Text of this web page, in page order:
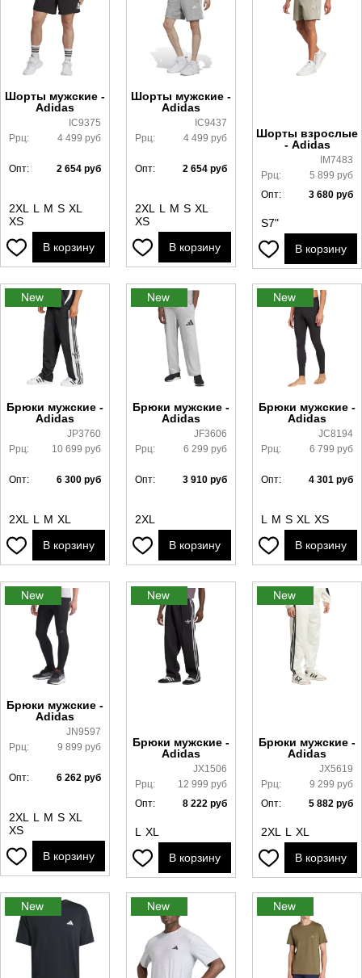
Шорты мужские -
Adidas
IC9375
Ррц:
4 499 руб
Опт: 2 654 руб
2XL L M S XL
XS
В корзину
Шорты мужские -
Adidas
IC9437
Ррц:
4 499 руб
Опт: 2 654 руб
2XL L M S XL
XS
В корзину
Шорты взрослые
- Adidas
IM7483
Ррц:
5 899 руб
Опт:
3 680 руб
S7"
В корзину
Брюки мужские -
Adidas
JP3760
Ррц:
10 699 руб
Опт: 6 300 руб
2XL L M XL
В корзину
Брюки мужские -
Adidas
JF3606
Ррц:
6 299 руб
Опт: 3 910 руб
2XL
В корзину
Брюки мужские -
Adidas
JC8194
Ррц:
6 799 руб
Опт: 4 301 руб
L M S XL
XS
В корзину
Брюки мужские -
Adidas
JN9597
Ррц:
9 899 руб
Опт: 6 262 руб
2XL L M S XL
XS
В корзину
Брюки мужские -
Adidas
JX1506
Ррц:
12 999 руб
Опт:
8 222 руб
L
XL
В корзину
Брюки мужские -
Adidas
JX5619
Ррц:
9 299 руб
Опт:
5 882 руб
2XL L
XL
В корзину